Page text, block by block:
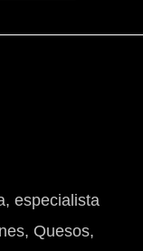
especialista
Quesos,